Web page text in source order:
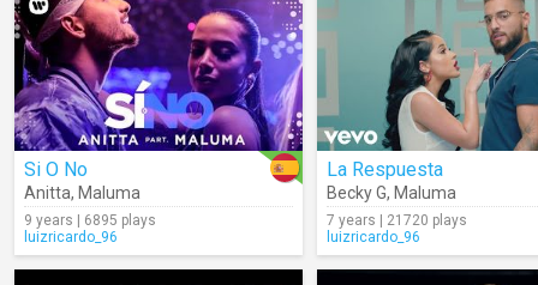
Si O No
Anitta, Maluma
9 years | 6895 plays
luizricardo_96
La Respuesta
Becky G, Maluma
7 years | 21720 plays
luizricardo_96